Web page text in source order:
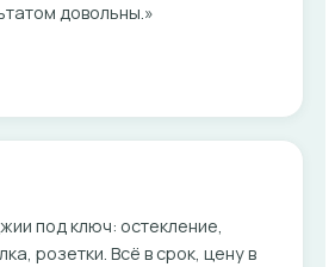
довольны.»
под ключ: остекление,
розетки. Всё в срок, цену в